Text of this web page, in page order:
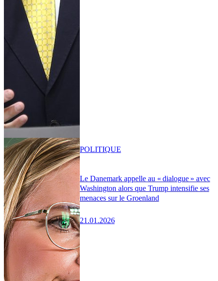
Le Danemark appelle au « dialogue » avec
Washington alors que Trump intensifie ses
menaces sur le Groenland
21.01.2026
POLITIQUE